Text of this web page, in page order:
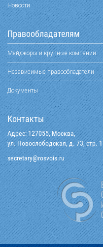
Новости
Правообладателям
Мейджоры и крупные компании
Независимые правообладатели
Документы
Контакты
Адрес: 127055, Москва,
ул. Новослободская, д. 73, стр. 1
ur.siovsor
@yraterces